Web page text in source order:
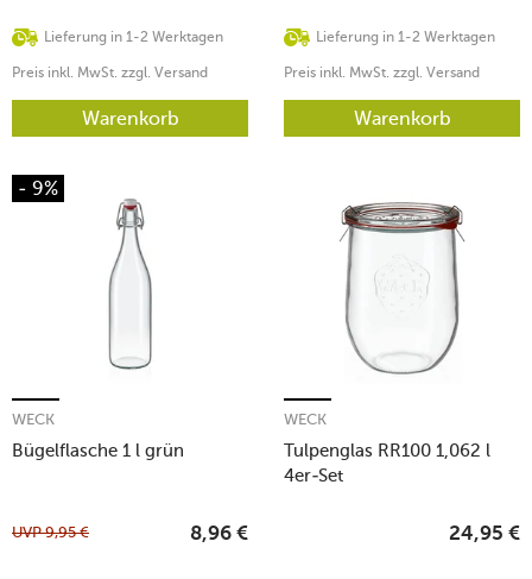
Lieferung in 1-2 Werktagen
Preis inkl. MwSt. zzgl. Versand
Warenkorb
Lieferung in 1-2 Werktagen
Preis inkl. MwSt. zzgl. Versand
Warenkorb
- 9%
Bügelflasche 1 l grün
WECK
UVP9,95 € 8,96 €
Tulpenglas RR100 1,062 l
4er-Set
WECK
24,95 €